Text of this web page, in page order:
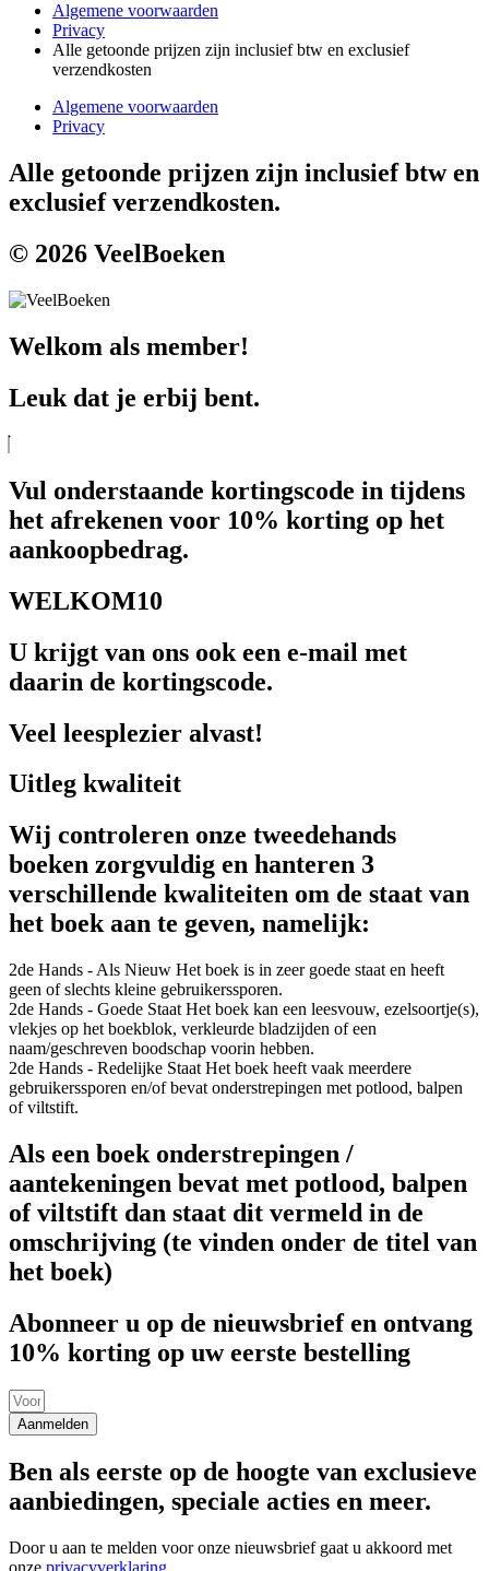
Algemene voorwaarden
Privacy
Alle getoonde prijzen zijn inclusief btw en exclusief
verzendkosten
Algemene voorwaarden
Privacy
Alle getoonde prijzen zijn inclusief btw en
exclusief verzendkosten.
© 2026 VeelBoeken
Welkom als member!
Leuk dat je erbij bent.
Vul onderstaande kortingscode in tijdens
het afrekenen voor 10% korting op het
aankoopbedrag.
WELKOM10
U krijgt van ons ook een e-mail met
daarin de kortingscode.
Veel leesplezier alvast!
Uitleg kwaliteit
Wij controleren onze tweedehands
boeken zorgvuldig en hanteren 3
verschillende kwaliteiten om de staat van
het boek aan te geven, namelijk:
2de Hands - Als Nieuw Het boek is in zeer goede staat en heeft
geen of slechts kleine gebruikerssporen.
2de Hands - Goede Staat Het boek kan een leesvouw, ezelsoortje(s),
vlekjes op het boekblok, verkleurde bladzijden of een
naam/geschreven boodschap voorin hebben.
2de Hands - Redelijke Staat Het boek heeft vaak meerdere
gebruikerssporen en/of bevat onderstrepingen met potlood, balpen
of viltstift.
Als een boek onderstrepingen /
aantekeningen bevat met potlood, balpen
of viltstift dan staat dit vermeld in de
omschrijving (te vinden onder de titel van
het boek)
Abonneer u op de nieuwsbrief en ontvang
10% korting op uw eerste bestelling
Aanmelden
Ben als eerste op de hoogte van exclusieve
aanbiedingen, speciale acties en meer.
Door u aan te melden voor onze nieuwsbrief gaat u akkoord met
onze privacyverklaring